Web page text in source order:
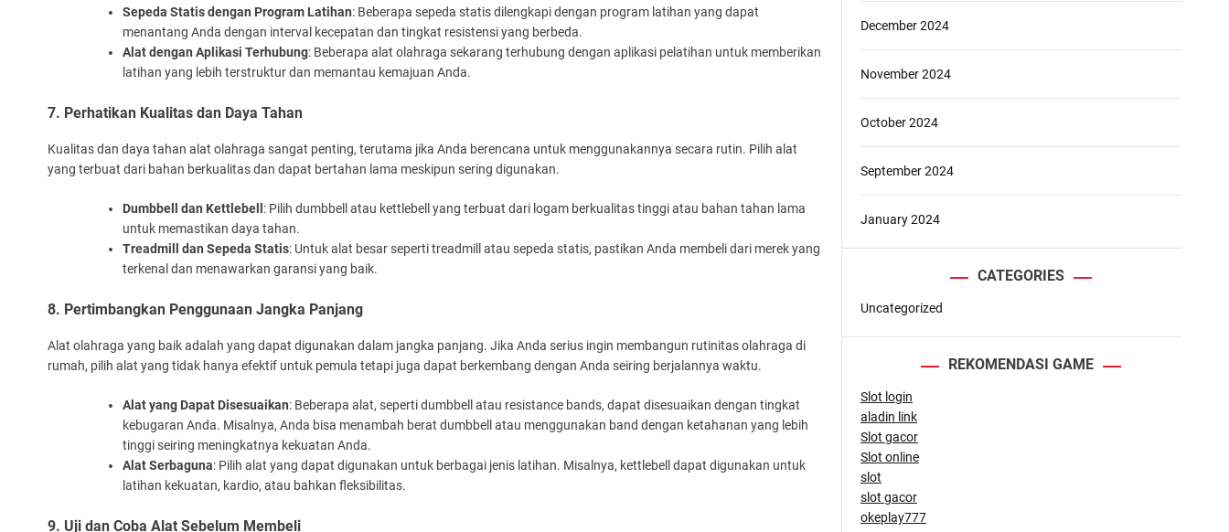
Sepeda Statis dengan Program Latihan: Beberapa sepeda statis dilengkapi dengan program latihan yang dapat
menantang Anda dengan interval kecepatan dan tingkat resistensi yang berbeda.
Alat dengan Aplikasi Terhubung: Beberapa alat olahraga sekarang terhubung dengan aplikasi pelatihan untuk memberikan
latihan yang lebih terstruktur dan memantau kemajuan Anda.
7. Perhatikan Kualitas dan Daya Tahan
Kualitas dan daya tahan alat olahraga sangat penting, terutama jika Anda berencana untuk menggunakannya secara rutin. Pilih alat
yang terbuat dari bahan berkualitas dan dapat bertahan lama meskipun sering digunakan.
Dumbbell dan Kettlebell : Pilih dumbbell atau kettlebell yang terbuat dari logam berkualitas tinggi atau bahan tahan lama
untuk memastikan daya tahan.
Treadmill dan Sepeda Statis: Untuk alat besar seperti treadmill atau sepeda statis, pastikan Anda membeli dari merek yang
terkenal dan menawarkan garansi yang baik.
8. Pertimbangkan Penggunaan Jangka Panjang
Alat olahraga yang baik adalah yang dapat digunakan dalam jangka panjang. Jika Anda serius ingin membangun rutinitas olahraga di
rumah, pilih alat yang tidak hanya efektif untuk pemula tetapi juga dapat berkembang dengan Anda seiring berjalannya waktu.
Alat yang Dapat Disesuaikan: Beberapa alat, seperti dumbbell atau resistance bands, dapat disesuaikan dengan tingkat
kebugaran Anda. Misalnya, Anda bisa menambah berat dumbbell atau menggunakan band dengan ketahanan yang lebih
tinggi seiring meningkatnya kekuatan Anda.
Alat Serbaguna: Pilih alat yang dapat digunakan untuk berbagai jenis latihan. Misalnya, kettlebell dapat digunakan untuk
latihan kekuatan, kardio, atau bahkan fleksibilitas.
9. Uji dan Coba Alat Sebelum Membeli
December 2024
November 2024
October 2024
September 2024
January 2024
CATEGORIES
Uncategorized
REKOMENDASI GAME
Slot login
aladin link
Slot gacor
Slot online
slot
slot gacor
okeplay777